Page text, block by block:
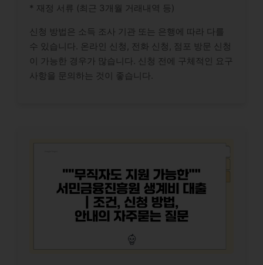
* 재정 서류 (최근 3개월 거래내역 등)
신청 방법은 소득 조사 기관 또는 은행에 따라 다를
수 있습니다. 온라인 신청, 전화 신청, 점포 방문 신청
이 가능한 경우가 많습니다. 신청 전에 구체적인 요구
사항을 문의하는 것이 좋습니다.